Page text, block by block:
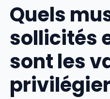
Quels
sollicités
sont les
privilégier